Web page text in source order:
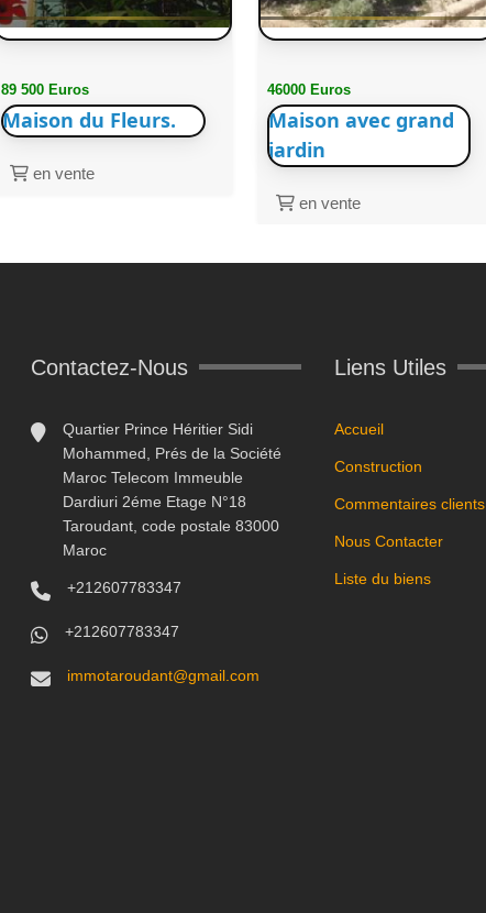
89 500 Euros
Maison du Fleurs.
en vente
46000 Euros
Maison avec grand
jardin
en vente
Contactez-Nous
Quartier Prince Héritier Sidi
Mohammed, Prés de la Société
Maroc Telecom Immeuble
Dardiuri 2éme Etage N°18
Taroudant, code postale 83000
Maroc
+212607783347
+212607783347
immotaroudant@gmail.com
Liens Utiles
Accueil
Construction
Commentaires clients
Nous Contacter
Liste du biens